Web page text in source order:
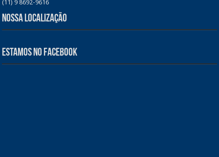
(11) 9 8692-9616
Nossa Localização
Estamos no Facebook